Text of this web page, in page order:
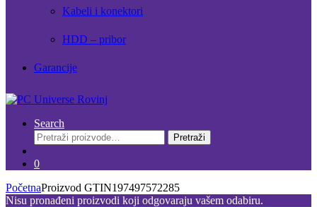
Kabeli i konektori
HDD – pribor
Garancije
Search
Pretraži:
Pretraži
0
PočetnaProizvod GTIN197497572285
Nisu pronađeni proizvodi koji odgovaraju vašem odabiru.